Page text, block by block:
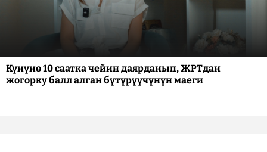
Күнүнө 10 саатка чейин даярданып, ЖРТдан
жогорку балл алган бүтүрүүчүнүн маеги